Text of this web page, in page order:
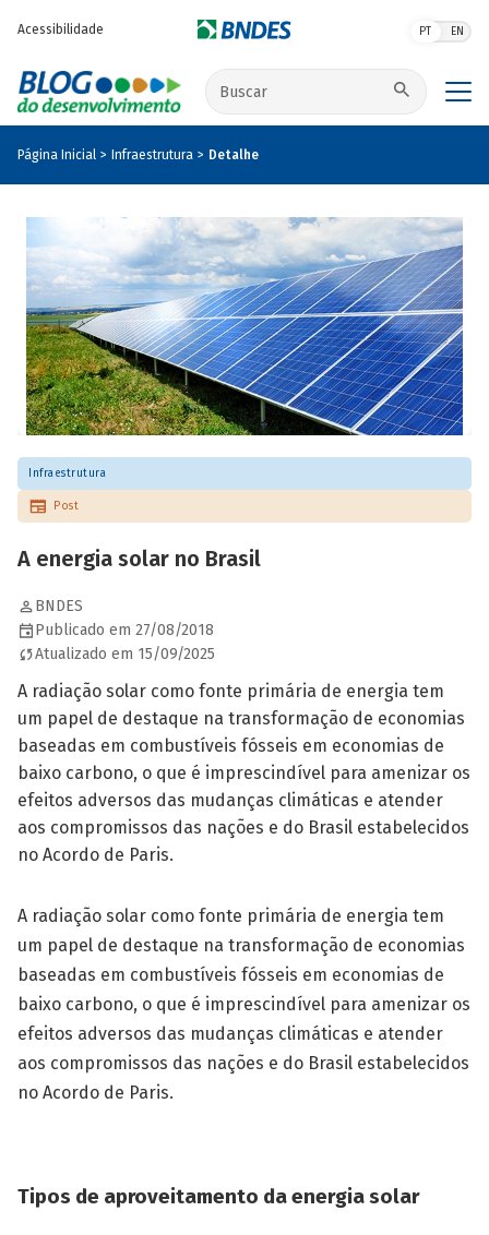
Acessibilidade PT EN
Buscar no site
Página Inicial Infraestrutura Detalhe
Infraestrutura
Post
A energia solar no Brasil
BNDES
Publicado em 27/08/2018
Atualizado em 15/09/2025
A radiação solar como fonte primária de energia tem
um papel de destaque na transformação de economias
baseadas em combustíveis fósseis em economias de
baixo carbono, o que é imprescindível para amenizar os
efeitos adversos das mudanças climáticas e atender
aos compromissos das nações e do Brasil estabelecidos
no Acordo de Paris.
A radiação solar como fonte primária de energia tem
um papel de destaque na transformação de economias
baseadas em combustíveis fósseis em economias de
baixo carbono, o que é imprescindível para amenizar os
efeitos adversos das mudanças climáticas e atender
aos compromissos das nações e do Brasil estabelecidos
no Acordo de Paris.
Tipos de aproveitamento da energia solar